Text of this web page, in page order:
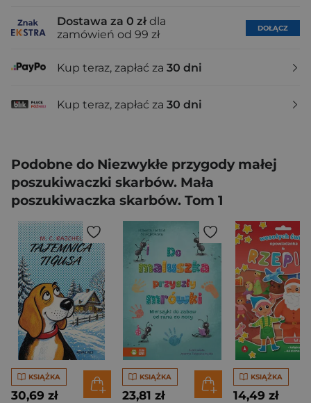
Dostawa za 0 zł dla
zamówień od 99 zł
DOŁĄCZ
Kup teraz, zapłać za 30 dni
Kup teraz, zapłać za 30 dni
Podobne do Niezwykłe przygody małej
poszukiwaczki skarbów. Mała
poszukiwaczka skarbów. Tom 1
KSIĄŻKA
30,69 zł
KSIĄŻKA
23,81 zł
KSIĄŻKA
14,49 zł